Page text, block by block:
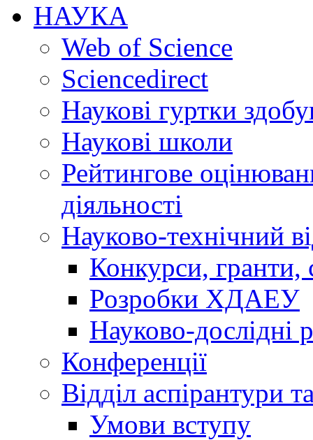
НАУКА
Web of Science
Sciencedirect
Наукові гуртки
Наукові школи
Рейтингове
діяльності
Науково-технічний
Конкурси, гранти,
Розробки ХДАЕУ
Науково-дослідні
Конференції
Відділ аспірантури
Умови вступу